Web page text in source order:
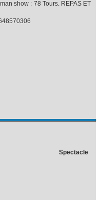
show : 78 Tours. REPAS ET
Spectacle